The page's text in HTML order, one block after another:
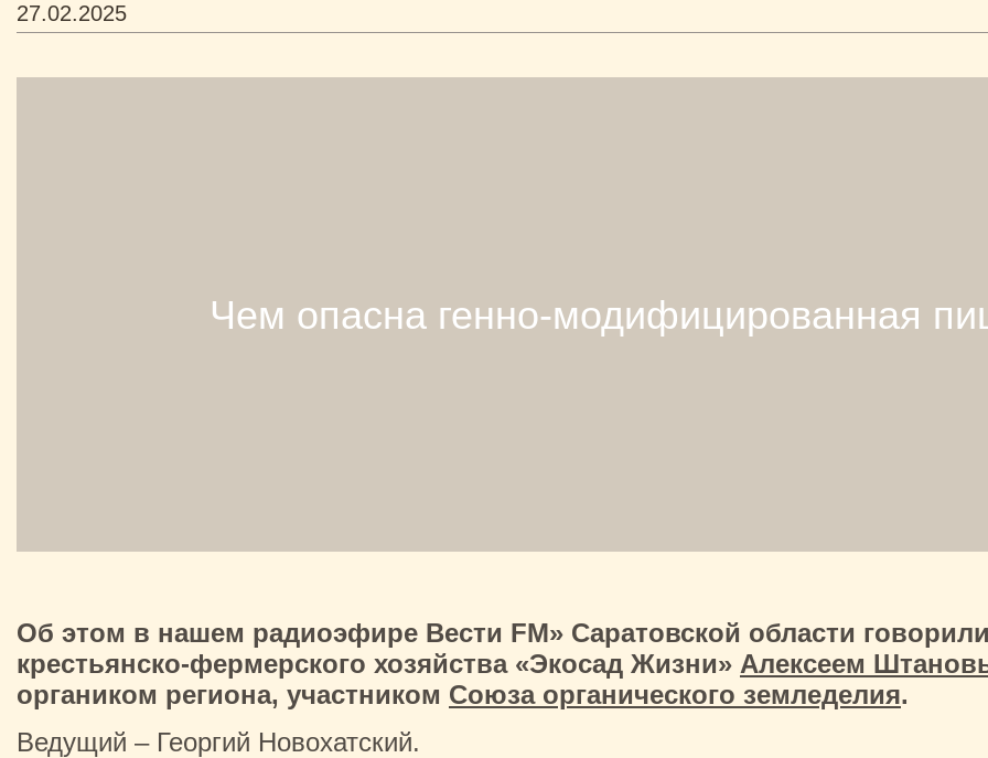
27.02.2025
Чем опасна генно-модифицированная
Об этом в нашем радиоэфире Вести FM» Саратовской области
крестьянско-фермерского хозяйства «Экосад Жизни» Алексеем
органиком региона, участником Союза органического земледелия.
Ведущий – Георгий Новохатский.